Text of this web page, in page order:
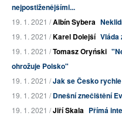
nejpostiženějšími...
19. 1. 2021 /Albín Sybera
19. 1. 2021 /Karel Dolejší Vláda
19. 1. 2021 /Tomasz Oryński
ohrožuje Polsko"
19. 1. 2021 /Jak se Česko
19. 1. 2021 /Dnešní znečištění
19. 1. 2021 /Jiří Skala Přímá